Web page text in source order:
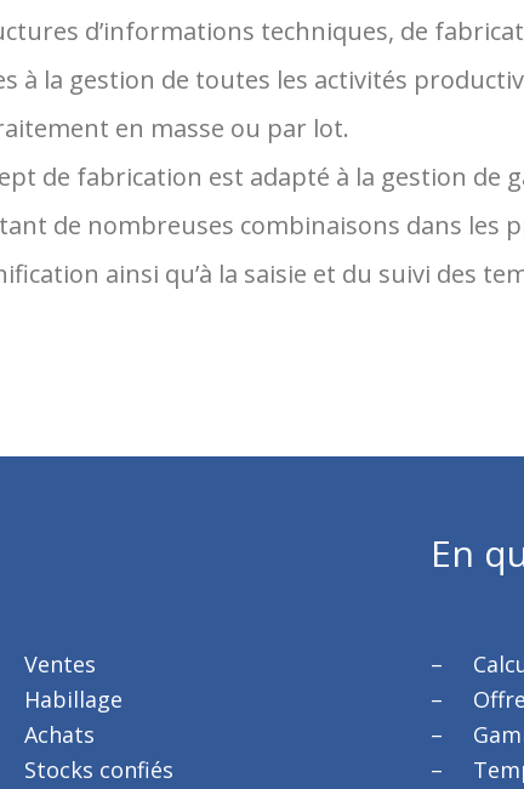
d’informations techniques, de
à la gestion de toutes les activités
en masse ou par lot.
de fabrication est adapté à la gestion de
de nombreuses combinaisons dans les
ainsi qu’à la saisie et du suivi des
En
Ventes
Habillage
Achats
Stocks confiés